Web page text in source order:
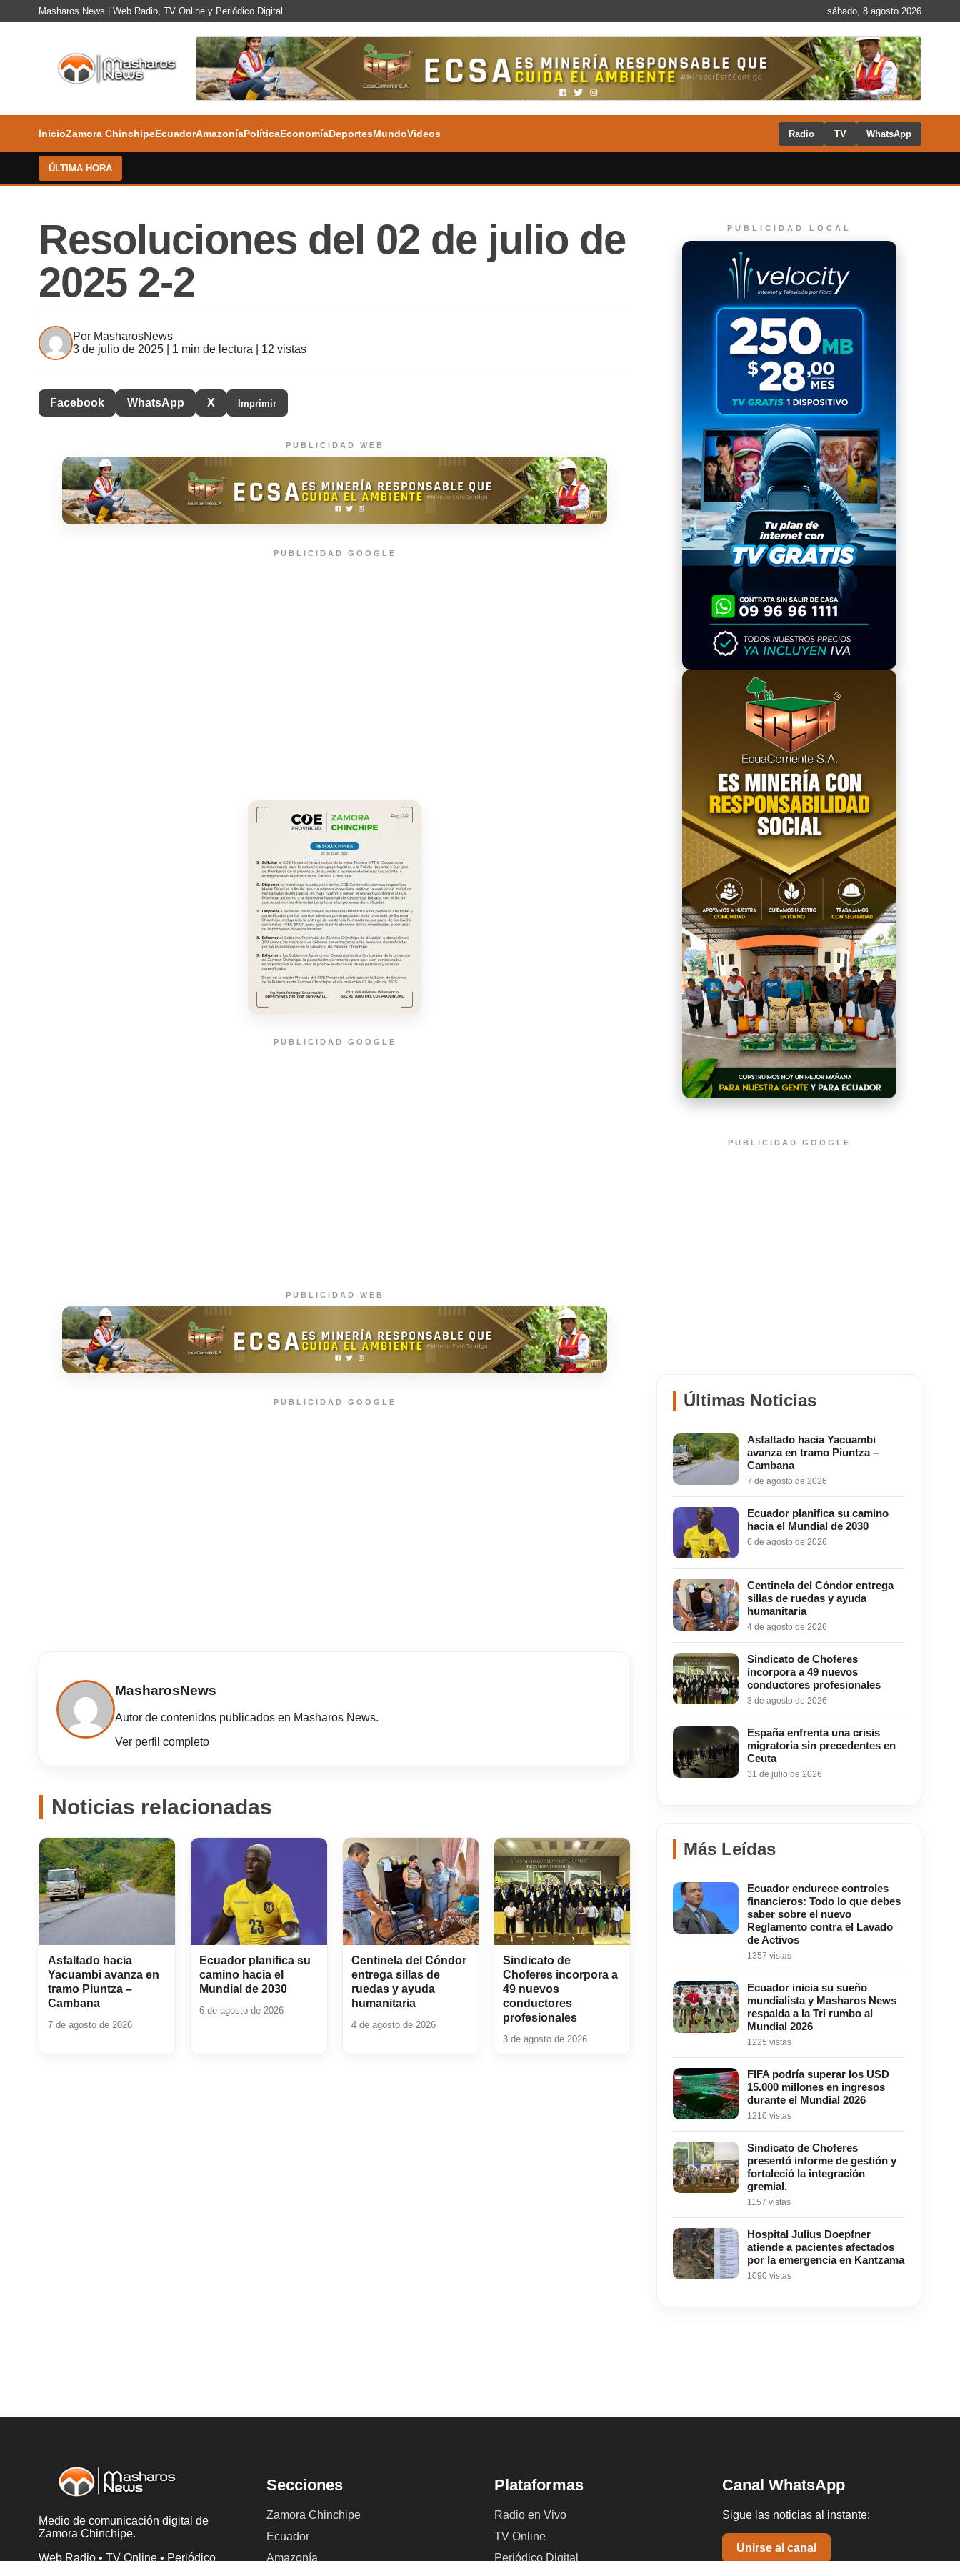
Masharos News | Web Radio, TV Online y Periódico Digital sábado, 8 agosto 2026
InicioZamora ChinchipeEcuadorAmazoníaPolíticaEconomíaDeportesMundoVideos Radio TV WhatsApp
ÚLTIMA HORA
Resoluciones del 02 de julio de
2025 2-2
Por MasharosNews
3 de julio de 2025 | 1 min de lectura | 12 vistas
Facebook WhatsApp X Imprimir
PUBLICIDAD WEB
PUBLICIDAD GOOGLE
PUBLICIDAD GOOGLE
PUBLICIDAD WEB
PUBLICIDAD GOOGLE
MasharosNews
Autor de contenidos publicados en Masharos News.
Ver perfil completo
Noticias relacionadas
Asfaltado hacia
Yacuambi avanza en
tramo Piuntza –
Cambana
7 de agosto de 2026
Ecuador planifica su
camino hacia el
Mundial de 2030
6 de agosto de 2026
Centinela del Cóndor
entrega sillas de
ruedas y ayuda
humanitaria
4 de agosto de 2026
Sindicato de
Choferes incorpora a
49 nuevos
conductores
profesionales
3 de agosto de 2026
PUBLICIDAD LOCAL
PUBLICIDAD GOOGLE
Últimas Noticias
Asfaltado hacia Yacuambi
avanza en tramo Piuntza –
Cambana
7 de agosto de 2026
Ecuador planifica su camino
hacia el Mundial de 2030
6 de agosto de 2026
Centinela del Cóndor entrega
sillas de ruedas y ayuda
humanitaria
4 de agosto de 2026
Sindicato de Choferes
incorpora a 49 nuevos
conductores profesionales
3 de agosto de 2026
España enfrenta una crisis
migratoria sin precedentes en
Ceuta
31 de julio de 2026
Más Leídas
Ecuador endurece controles
financieros: Todo lo que debes
saber sobre el nuevo
Reglamento contra el Lavado
de Activos
1357 vistas
Ecuador inicia su sueño
mundialista y Masharos News
respalda a la Tri rumbo al
Mundial 2026
1225 vistas
FIFA podría superar los USD
15.000 millones en ingresos
durante el Mundial 2026
1210 vistas
Sindicato de Choferes
presentó informe de gestión y
fortaleció la integración
gremial.
1157 vistas
Hospital Julius Doepfner
atiende a pacientes afectados
por la emergencia en Kantzama
1090 vistas
Medio de comunicación digital de
Zamora Chinchipe.
Web Radio • TV Online • Periódico
Secciones
Zamora Chinchipe
Ecuador
Amazonía
Plataformas
Radio en Vivo
TV Online
Periódico Digital
Canal WhatsApp
Sigue las noticias al instante:
Unirse al canal